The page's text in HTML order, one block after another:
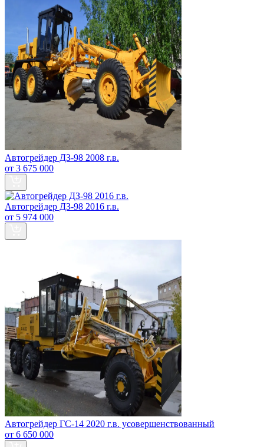
Автогрейдер ДЗ-98 2008 г.в.
от 3 675 000
Автогрейдер ДЗ-98 2016 г.в.
от 5 974 000
Автогрейдер ГС-14 2020 г.в. усовершенствованный
от 6 650 000